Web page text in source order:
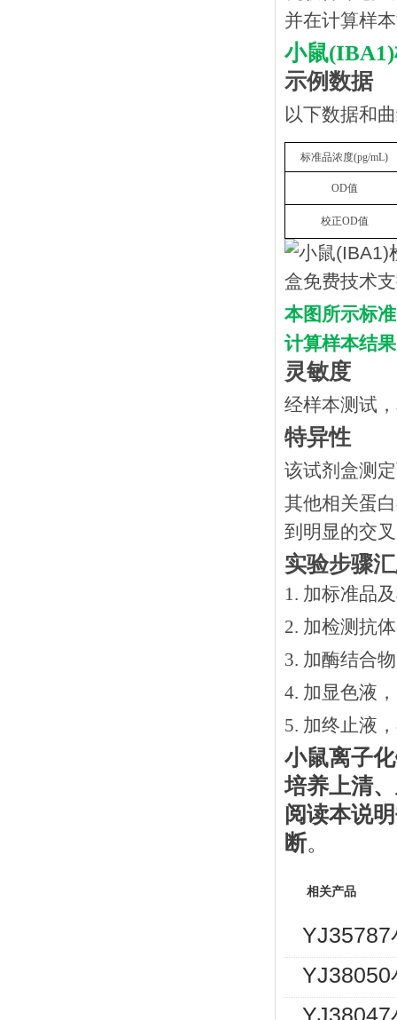
并在计算样
小鼠
示例数据
以下数据和
标准品浓度(pg/mL)
OD值
校正OD值
本图所示标
计算样本结果
灵敏度
经样本测试
特异性
该试剂盒测
其他相关蛋
到明显的交
实验步骤
1. 加标准品
2. 加检测抗
3. 加酶结合
4. 加显色液
5. 加终止液
小鼠离子
培养上清
阅读本说
断。
相关产品
YJ35787
YJ38050
YJ38047